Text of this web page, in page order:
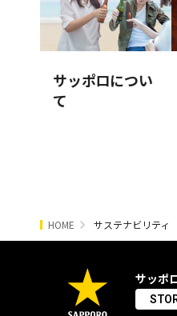
サッポロについ
て
HOME サステナビリティ
サッポ